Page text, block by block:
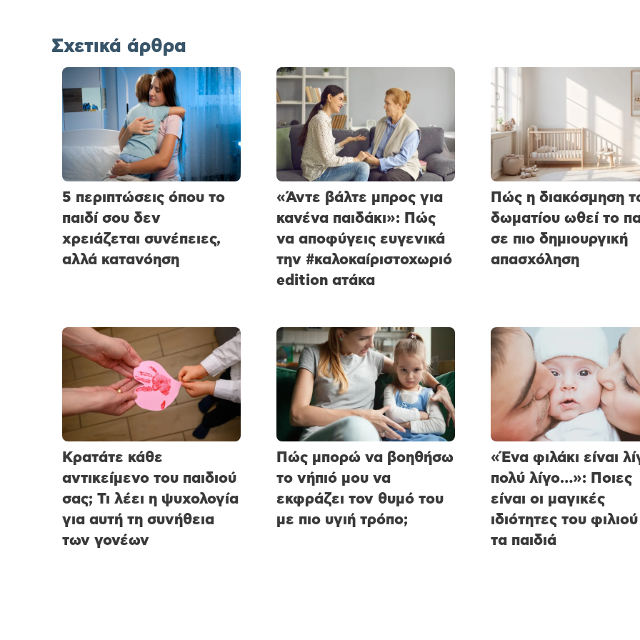
Σχετικά άρθρα
5 περιπτώσεις όπου το
παιδί σου δεν
χρειάζεται συνέπειες,
αλλά κατανόηση
«Άντε βάλτε μπρος για
κανένα παιδάκι»: Πώς
να αποφύγεις ευγενικά
την #καλοκαίριστοχωριό
edition ατάκα
Πώς η διακόσμηση
δωματίου ωθεί το
σε πιο δημιουργική
απασχόληση
Κρατάτε κάθε
αντικείμενο του παιδιού
σας; Τι λέει η ψυχολογία
για αυτή τη συνήθεια
των γονέων
Πώς μπορώ να βοηθήσω
το νήπιό μου να
εκφράζει τον θυμό του
με πιο υγιή τρόπο;
«Ένα φιλάκι είναι
πολύ λίγο…»: Ποιες
είναι οι μαγικές
ιδιότητες του
τα παιδιά